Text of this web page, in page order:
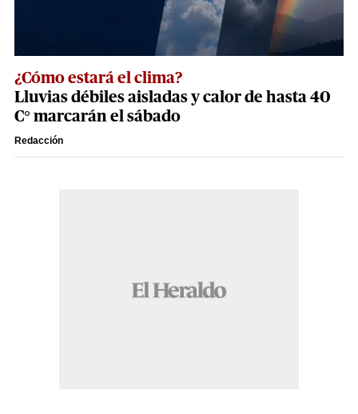
¿Cómo estará el clima?
Lluvias débiles aisladas y calor de hasta 40
C° marcarán el sábado
Redacción